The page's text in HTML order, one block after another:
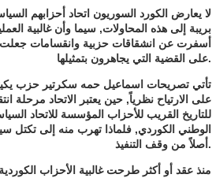
لا يعارض الكورد السوريون اتحاد أحزابهم
بريبة إلى هذه المحاولات, سيما وأن غالبية
أسفرت عن انشقاقات حزبية وانقسامات جعلت
على القضية التي يجاهرون بتمثيلها.
تأتي تصريحات اسماعيل حمه سكرتير حزب
على الارتياح نظرياً, حين يعتبر الاتحاد مرحلة
للتاريخ القريب للأحزاب المؤسسة للاتحاد
الوطني الكوردي, فلماذا تهرب منه إلى
أصلاً من وقف التنفيذ.
منذ عقد أو أكثر طرحت غالبية الأحزاب